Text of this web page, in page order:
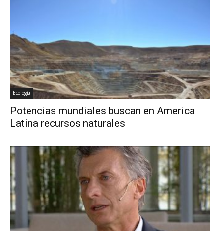
Ecología
Potencias mundiales buscan en America
Latina recursos naturales